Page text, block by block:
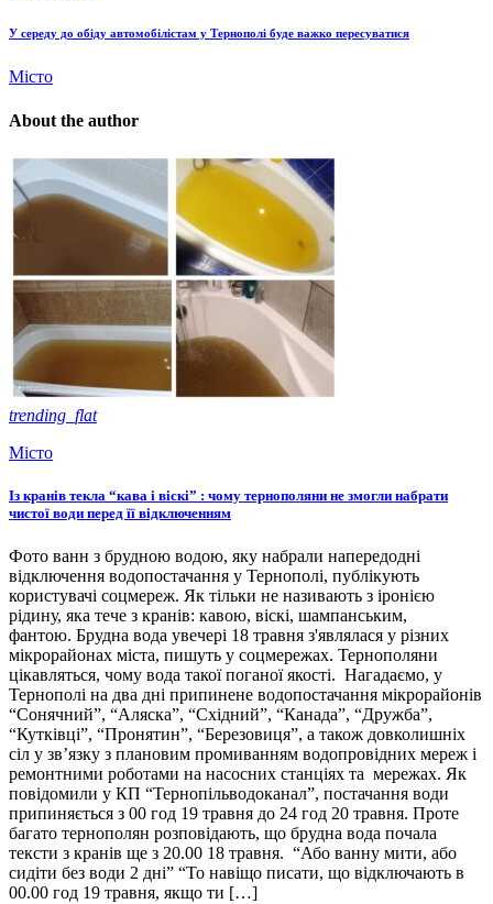
У середу до обіду автомобілістам у Тернополі буде важко пересуватися
Місто
About the author
trending_flat
Місто
Із кранів текла “кава і віскі” : чому тернополяни не змогли набрати
чистої води перед її відключенням
Фото ванн з брудною водою, яку набрали напередодні
відключення водопостачання у Тернополі, публікують
користувачі соцмереж. Як тільки не називають з іронією
рідину, яка тече з кранів: кавою, віскі, шампанським,
фантою. Брудна вода увечері 18 травня з'являлася у різних
мікрорайонах міста, пишуть у соцмережах. Тернополяни
цікавляться, чому вода такої поганої якості. Нагадаємо, у
Тернополі на два дні припинене водопостачання мікрорайонів
“Сонячний”, “Аляска”, “Східний”, “Канада”, “Дружба”,
“Кутківці”, “Пронятин”, “Березовиця”, а також довколишніх
сіл у зв’язку з плановим промиванням водопровідних мереж і
ремонтними роботами на насосних станціях та мережах. Як
повідомили у КП “Тернопільводоканал”, постачання води
припиняється з 00 год 19 травня до 24 год 20 травня. Проте
багато тернополян розповідають, що брудна вода почала
тексти з кранів ще з 20.00 18 травня. “Або ванну мити, або
сидіти без води 2 дні” “То навіщо писати, що відключають в
00.00 год 19 травня, якщо ти […]